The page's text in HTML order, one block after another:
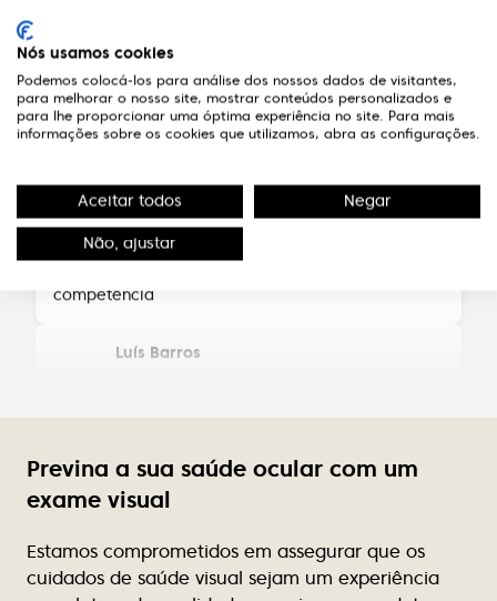
Fernando Neves de Almeida
Técnicos competentes e pessoal extremamente
Susana Pereira
Equipa muito simpática, profissionais da maior
Excelente atendimento, profissionalismo de quem
lá trabalha, simpatia constante, variedade de
exclusivos, pois não se vêem em ópticas próximas.
Preços acessíveis.
Previna a sua saúde ocular com um
exame visual
Estamos comprometidos em assegurar que os
cuidados de saúde visual sejam um experiência
Nós usamos cookies
Podemos colocá-los para análise dos nossos dados de visitantes,
para melhorar o nosso site, mostrar conteúdos personalizados e
para lhe proporcionar uma óptima experiência no site. Para mais
informações sobre os cookies que utilizamos, abra as configurações.
Aceitar todos Negar
Não, ajustar